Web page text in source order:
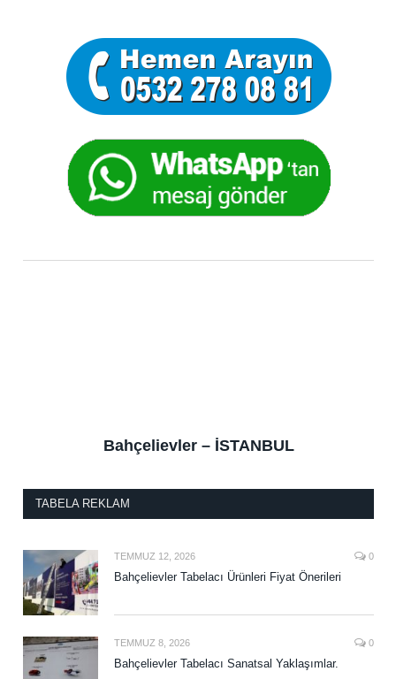
Bahçelievler – İSTANBUL
TABELA REKLAM
TEMMUZ 12, 2026 0
Bahçelievler Tabelacı Ürünleri Fiyat Önerileri
TEMMUZ 8, 2026 0
Bahçelievler Tabelacı Sanatsal Yaklaşımlar.